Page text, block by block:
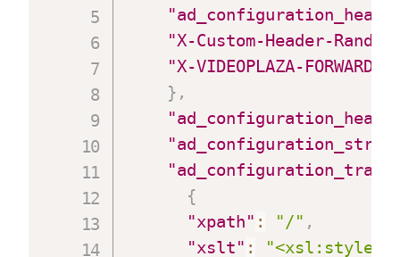
"X-Custom-Header-Rand"
"X-VIDEOPLAZA-
} ,
{
"xpath" : "/" ,
"xslt" :